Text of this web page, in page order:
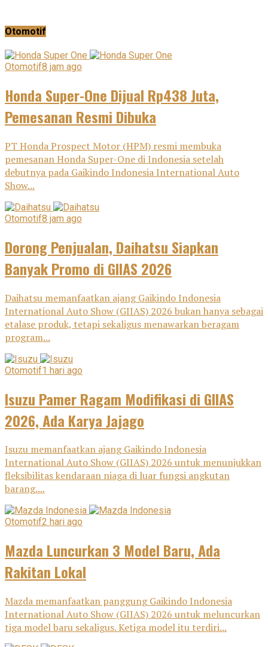
Otomotif
Otomotif8 jam ago
Honda Super-One Dijual Rp438 Juta,
Pemesanan Resmi Dibuka
PT Honda Prospect Motor (HPM) resmi membuka
pemesanan Honda Super-One di Indonesia setelah
debutnya pada Gaikindo Indonesia International Auto
Show...
Otomotif8 jam ago
Dorong Penjualan, Daihatsu Siapkan
Banyak Promo di GIIAS 2026
Daihatsu memanfaatkan ajang Gaikindo Indonesia
International Auto Show (GIIAS) 2026 bukan hanya sebagai
etalase produk, tetapi sekaligus menawarkan beragam
program...
Otomotif1 hari ago
Isuzu Pamer Ragam Modifikasi di GIIAS
2026, Ada Karya Jajago
Isuzu memanfaatkan ajang Gaikindo Indonesia
International Auto Show (GIIAS) 2026 untuk menunjukkan
fleksibilitas kendaraan niaga di luar fungsi angkutan
barang....
Otomotif2 hari ago
Mazda Luncurkan 3 Model Baru, Ada
Rakitan Lokal
Mazda memanfaatkan panggung Gaikindo Indonesia
International Auto Show (GIIAS) 2026 untuk meluncurkan
tiga model baru sekaligus. Ketiga model itu terdiri...